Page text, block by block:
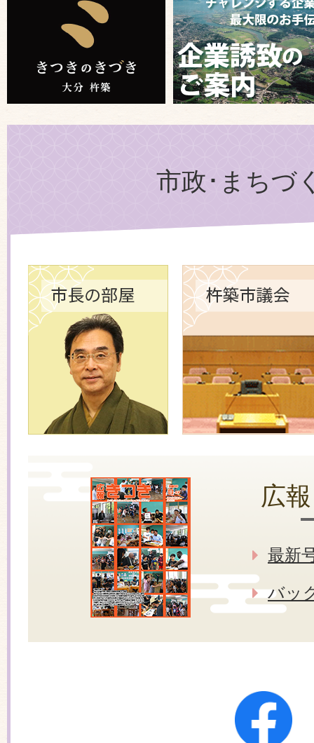
市政･まちづ
広
最新
バッ